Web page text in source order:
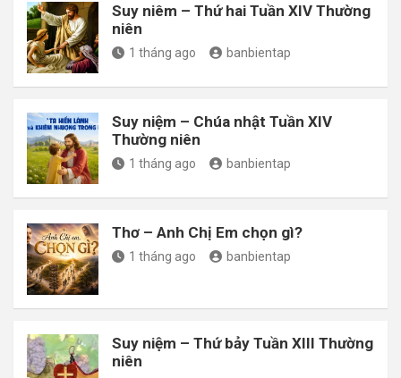
Suy niêm – Thứ hai Tuần XIV Thường
niên
1 tháng ago banbientap
Suy niệm – Chúa nhật Tuần XIV
Thường niên
1 tháng ago banbientap
Thơ – Anh Chị Em chọn gì?
1 tháng ago banbientap
Suy niệm – Thứ bảy Tuần XIII Thường
niên